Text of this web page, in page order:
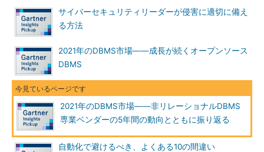
サイバーセキュリティリーダーが侵害に適切に備え
る方法
2021年のDBMS市場――成長が続くオープンソース
DBMS
2021年のDBMS市場――非リレーショナルDBMS
専業ベンダーの5年間の動向とともに振り返る
自動化で避けるべき、よくある10の間違い